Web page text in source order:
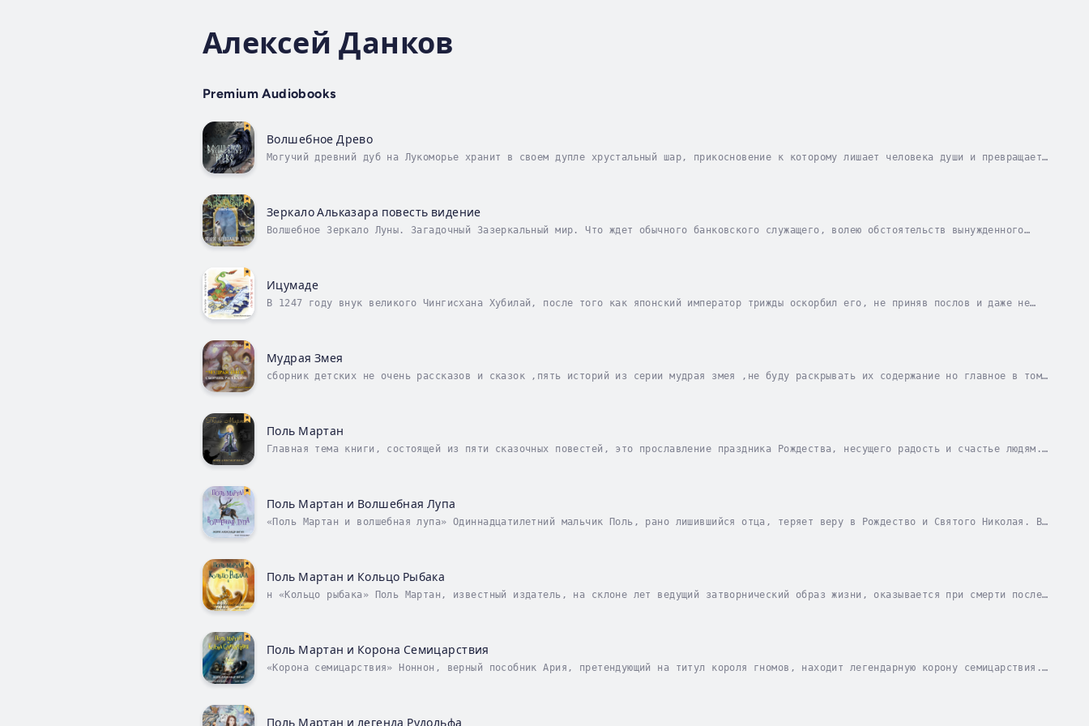
Алексей Данков
Premium Audiobooks
Волшебное Древо
Могучий древний дуб на Лукоморье хранит в своем дупле хрустальный шар, прикосновение к которому лишает человека души и превращает
Зеркало Альказара повесть видение
Волшебное Зеркало Луны. Загадочный Зазеркальный мир. Что ждет обычного банковского служащего, волею обстоятельств вынужденного
Ицумаде
В 1247 году внук великого Чингисхана Хубилай, после того как японский император трижды оскорбил его, не приняв послов и даже не
Мудрая Змея
сборник детских не очень рассказов и сказок ,пять историй из серии мудрая змея ,не буду раскрывать их содержание но главное в том
Поль Мартан
Главная тема книги, состоящей из пяти сказочных повестей, это прославление праздника Рождества, несущего радость и счастье людям.
Поль Мартан и Волшебная Лупа
«Поль Мартан и волшебная лупа» Одиннадцатилетний мальчик Поль, рано лишившийся отца, теряет веру в Рождество и Святого Николая. В
Поль Мартан и Кольцо Рыбака
н «Кольцо рыбака» Поль Мартан, известный издатель, на склоне лет ведущий затворнический образ жизни, оказывается при смерти после
Поль Мартан и Корона Семицарствия
«Корона семицарствия» Ноннон, верный пособник Ария, претендующий на титул короля гномов, находит легендарную корону семицарствия.
Поль Мартан и легенда Рудольфа